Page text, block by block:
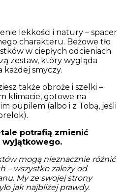
lekkości i natury – spacer
charakteru. Beżowe tło
w ciepłych odcieniach
zestaw, który wygląda
każdej smyczy.
także obroże i szelki –
klimacie, gotowe na
pupilem (albo i z Tobą, jeśli
potrafią zmienić
wyjątkowego.
mogą nieznacznie różnić
– wszystko zależy od
My ze swojej strony
jak najbliżej prawdy.